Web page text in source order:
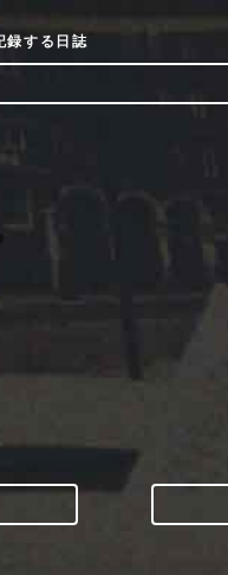
録する日誌